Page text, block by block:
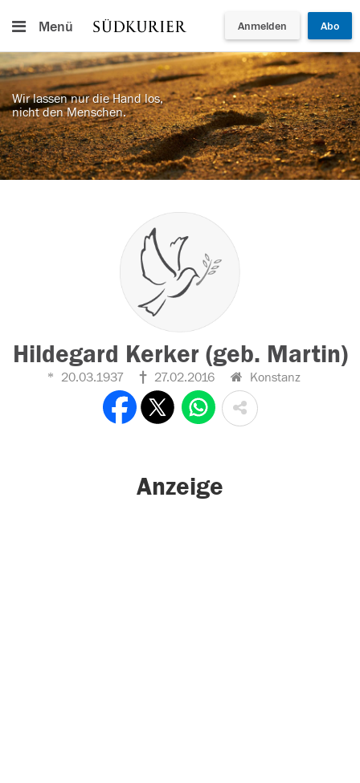
Menü Anmelden Abo
Wir lassen nur die Hand los,
nicht den Menschen.
Hildegard Kerker (geb. Martin)
20.03.1937 27.02.2016 Konstanz
Anzeige